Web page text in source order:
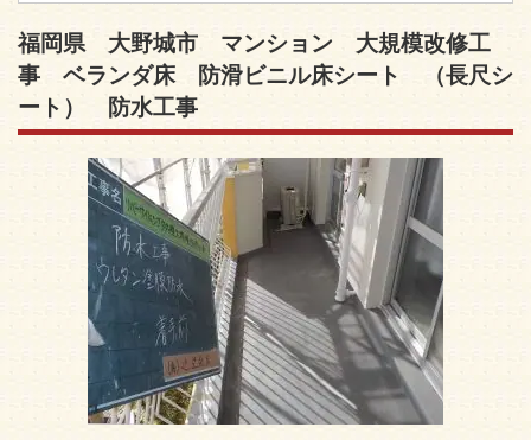
福岡県 大野城市 マンション 大規模改修工
事 ベランダ床 防滑ビニル床シート （長尺シ
ート） 防水工事